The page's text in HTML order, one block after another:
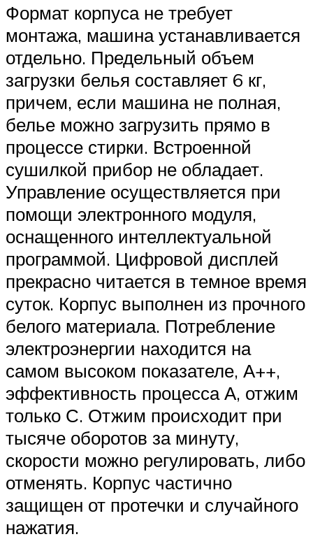
Формат корпуса не требует
монтажа, машина устанавливается
отдельно. Предельный объем
загрузки белья составляет 6 кг,
причем, если машина не полная,
белье можно загрузить прямо в
процессе стирки. Встроенной
сушилкой прибор не обладает.
Управление осуществляется при
помощи электронного модуля,
оснащенного интеллектуальной
программой. Цифровой дисплей
прекрасно читается в темное время
суток. Корпус выполнен из прочного
белого материала. Потребление
электроэнергии находится на
самом высоком показателе, А++,
эффективность процесса А, отжим
только С. Отжим происходит при
тысяче оборотов за минуту,
скорости можно регулировать, либо
отменять. Корпус частично
защищен от протечки и случайного
нажатия.